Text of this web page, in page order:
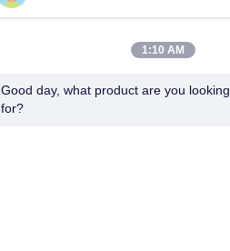
1:10 AM
Good day, what product are you looking
for?